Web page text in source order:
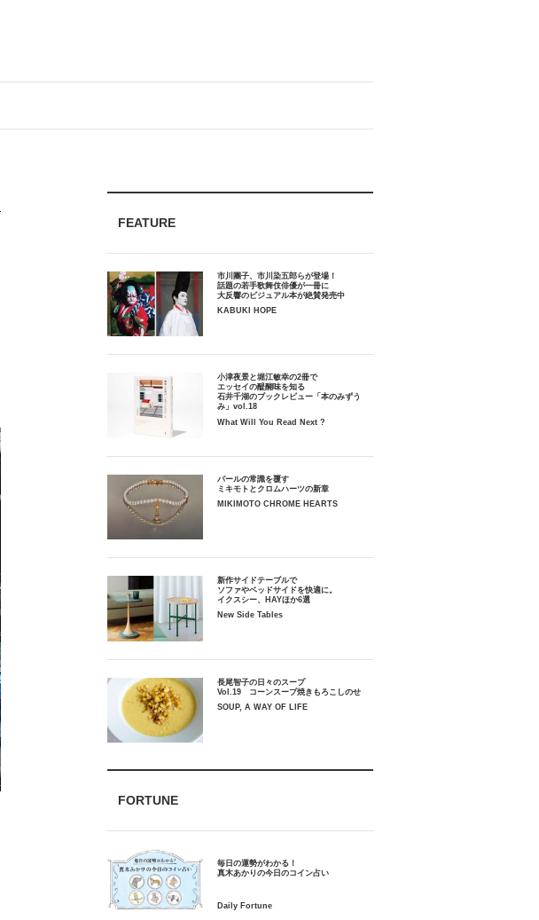
FEATURE
市川團子、市川染五郎らが登場！
話題の若手歌舞伎俳優が一冊に
大反響のビジュアル本が絶賛発売中
KABUKI HOPE
小津夜景と堀江敏幸の2冊で
エッセイの醍醐味を知る
石井千湖のブックレビュー「本のみずう
み」vol.18
What Will You Read Next ?
パールの常識を覆す
ミキモトとクロムハーツの新章
MIKIMOTO CHROME HEARTS
新作サイドテーブルで
ソファやベッドサイドを快適に。
イクスシー、HAYほか6選
New Side Tables
長尾智子の日々のスープ
Vol.19 コーンスープ焼きもろこしのせ
SOUP, A WAY OF LIFE
FORTUNE
毎日の運勢がわかる！